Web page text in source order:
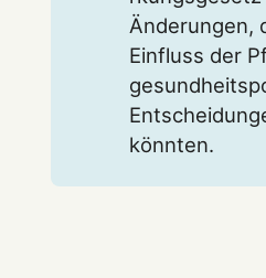
Änderungen,
Einfluss der
könnten.